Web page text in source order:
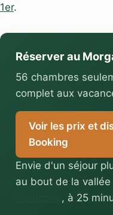
1er.
Réserver au
56 chambres
complet aux
Voir les prix et
Booking
Envie d'un séjour
au bout de la vallée
, à 25